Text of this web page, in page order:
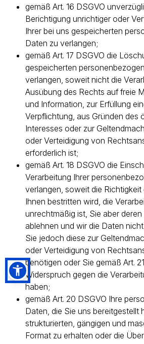
gemäß Art. 16 DSGVO
Berichtigung unrichtiger oder
Ihrer bei uns gespeicherten
Daten zu verlangen;
gemäß Art. 17 DSGVO die
gespeicherten
verlangen, soweit nicht die
Ausübung des Rechts auf freie
und Information, zur Erfüllung
Verpflichtung, aus Gründen des
Interesses oder zur
oder Verteidigung von
erforderlich ist;
gemäß Art. 18 DSGVO die
Verarbeitung Ihrer
verlangen, soweit die
Ihnen bestritten wird, die
unrechtmäßig ist, Sie aber
ablehnen und wir die Daten
Sie jedoch diese zur
oder Verteidigung von
benötigen oder Sie gemäß Art.
Widerspruch gegen die
haben;
gemäß Art. 20 DSGVO Ihre
Daten, die Sie uns bereitgestellt
strukturierten, gängigen und
Format zu erhalten oder die